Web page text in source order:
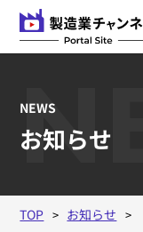
NEWS
お知らせ
TOP お知らせ